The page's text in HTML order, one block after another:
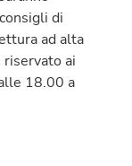
di
ad alta
ai
18.00 a